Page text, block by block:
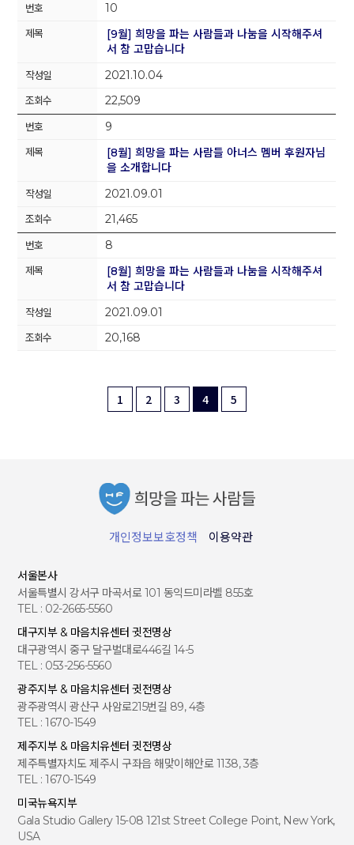
10
[9월] 희망을 파는 사람들과 나눔을 시작해주셔
서 참 고맙습니다
2021.10.04
22,509
9
[8월] 희망을 파는 사람들 아너스 멤버 후원자님
을 소개합니다
2021.09.01
21,465
8
[8월] 희망을 파는 사람들과 나눔을 시작해주셔
서 참 고맙습니다
2021.09.01
20,168
1 2 3 4 5
개인정보보호정책 이용약관
서울본사
서울특별시 강서구 마곡서로 101 동익드미라벨 855호
TEL : 02-2665-5560
대구지부 & 마음치유센터 귓전명상
대구광역시 중구 달구벌대로446길 14-5
TEL : 053-256-5560
광주지부 & 마음치유센터 귓전명상
광주광역시 광산구 사암로215번길 89, 4층
TEL : 1670-1549
제주지부 & 마음치유센터 귓전명상
제주특별자치도 제주시 구좌읍 해맞이해안로 1138, 3층
TEL : 1670-1549
미국뉴욕지부
Gala Studio Gallery 15-08 121st Street College Point, New York,
USA